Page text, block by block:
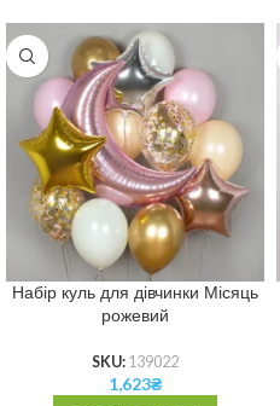
Набір куль для дівчинки Місяць
рожевий
SKU: 139022
1,623₴